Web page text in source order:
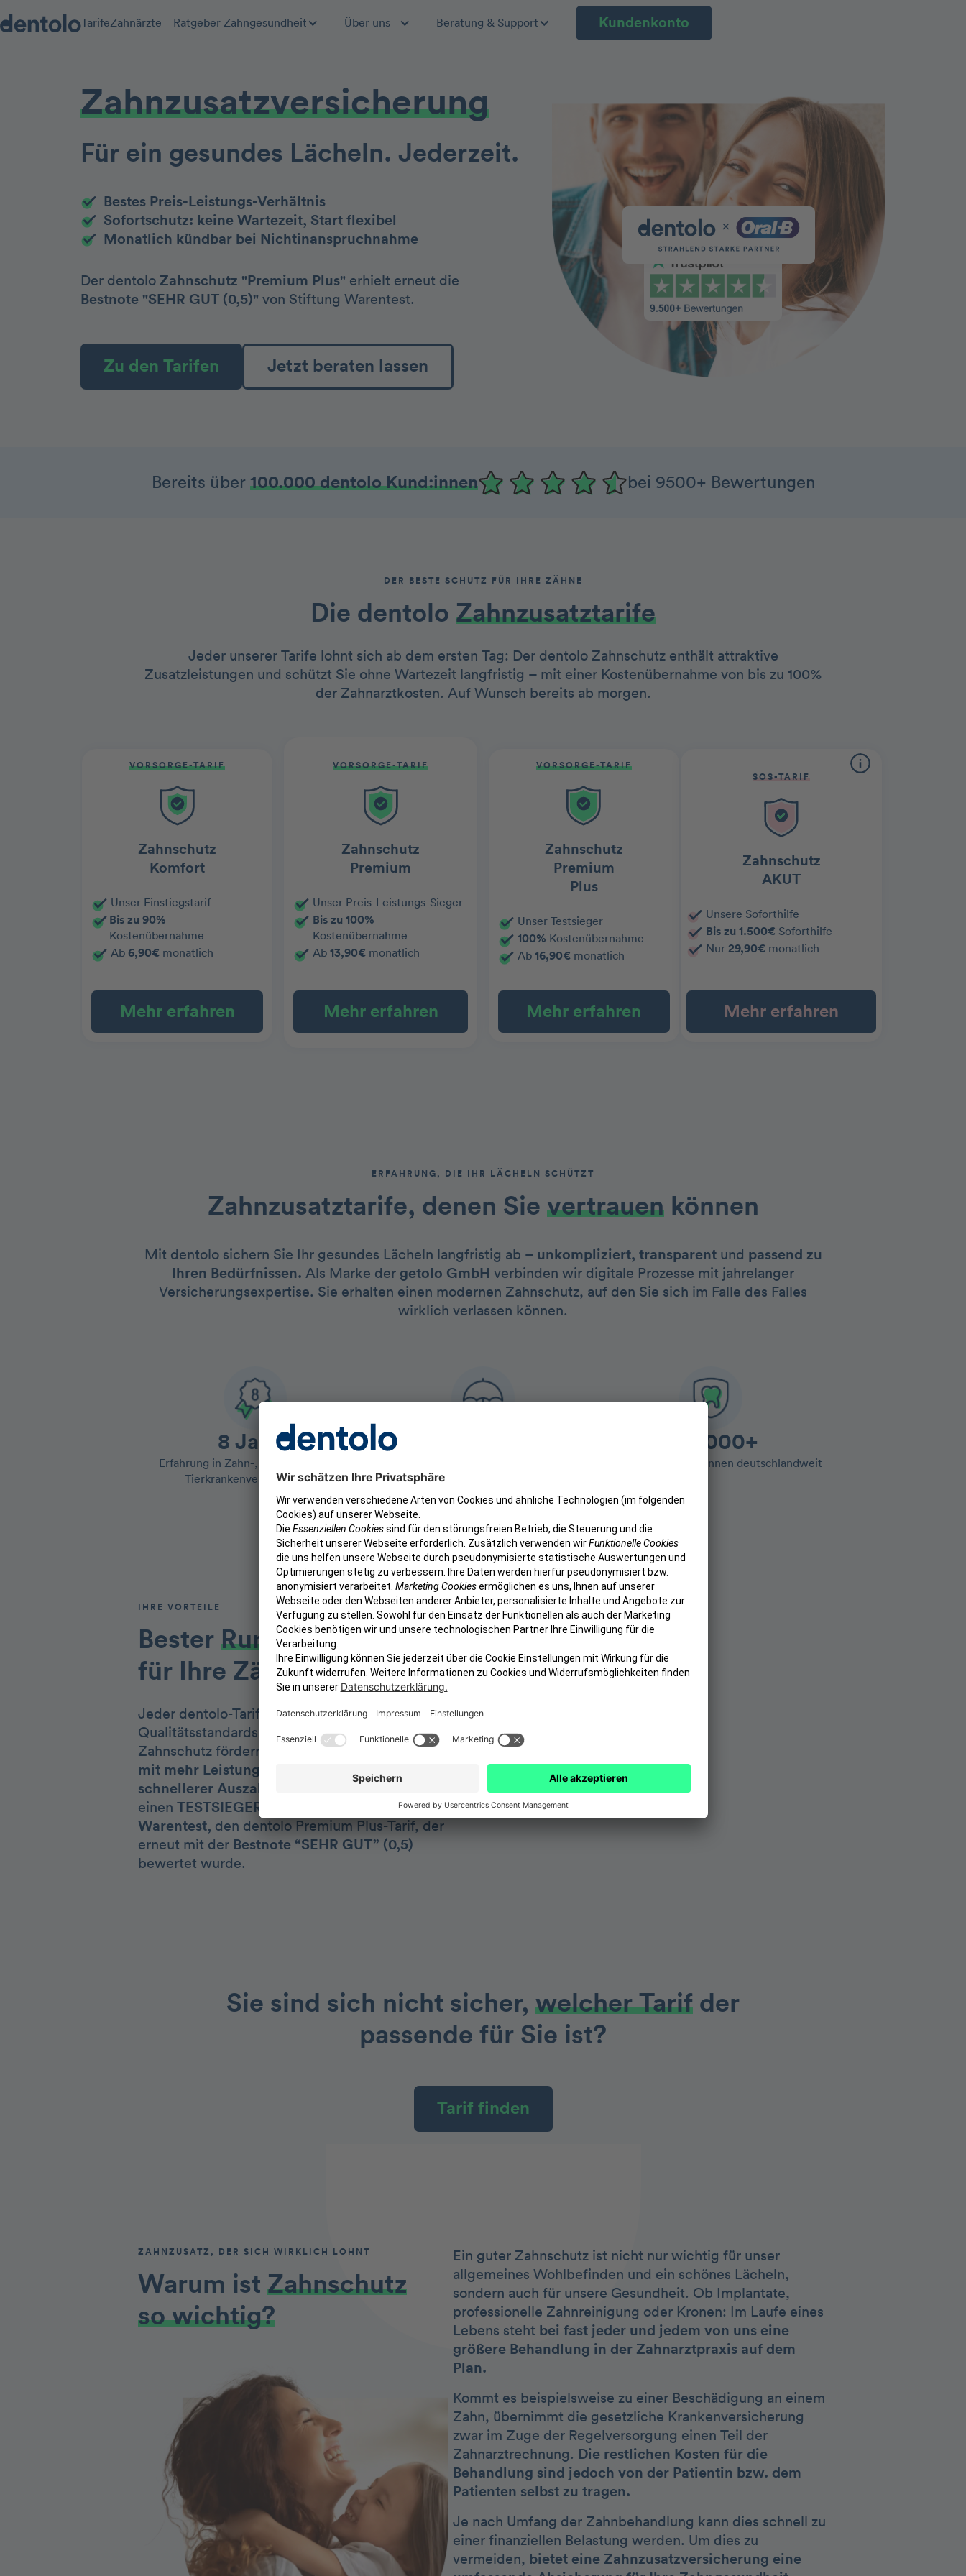
TarifeZahnärzte Ratgeber Zahngesundheit Über uns Beratung & Support Kundenkonto
Zahnzusatz­versicherung
Für ein gesundes Lächeln. Jederzeit.
Bestes Preis-Leistungs-Verhältnis
Sofortschutz: keine Wartezeit, Start flexibel
Monatlich kündbar bei Nichtinanspruchnahme
Der dentolo Zahnschutz "Premium Plus" erhielt erneut die
Bestnote "SEHR GUT (0,5)" von Stiftung Warentest.
Zu den Tarifen Jetzt beraten lassen
Bereits über 100.000 dentolo Kund:innen bei 9500+ Bewertungen
DER BESTE SCHUTZ FÜR IHRE ZÄHNE
Die dentolo­­ Zah nzusatztarife
Jeder unserer Tarife lohnt sich ab dem ersten Tag: Der dentolo Zahnschutz enthält attraktive
Zusatzleistungen und schützt Sie ohne Wartezeit langfristig – mit einer Kostenübernahme von bis zu 100%
der Zahnarztkosten. Auf Wunsch bereits ab morgen.
VORSORGE-TARIF
Zahnschutz
Komfort
Unser Einstiegstarif
Bis zu 90%
Kostenübernahme
Ab 6,90€ monatlich
Mehr erfahren
VORSORGE-TARIF
Zahnschutz
Premium
Unser Preis-Leistungs-Sieger
Bis zu 100%
Kostenübernahme
Ab13,90€ monatlich
Mehr erfahren
VORSORGE-TARIF
Zahnschutz
Premium
Plus
Unser Testsieger
100% Kostenübernahme
Ab 16,90€monatlich
Mehr erfahren
SOS-TARIF
Zahnschutz
AKUT
Unsere Soforthilfe
Bis zu 1.500€ Soforthilfe
Nur29,90€ monatlich
Mehr erfahren
ERFAHRUNG, DIE IHR LÄCHELN SCHÜTZT
Zahnzusatztarife, denen Sie vertrauenkönnen
Mit dentolo sichern Sie Ihr gesundes Lächeln langfristig ab – unkompliziert, transparent und passend zu
Ihren Bedürfnissen. Als Marke der getolo GmbH verbinden wir digitale Prozesse mit jahrelanger
Versicherungsexpertise. Sie erhalten einen modernen Zahnschutz, auf den Sie sich im Falle des Falles
wirklich verlassen können.
8 Jahre
Erfahrung in Zahn-, Gesundheits- und
Tierkrankenversicherungen
100.000+
aktive dentolo Kund:innen deutschlandweit
IHRE VORTEILE
Bester Rundum-Schutz
für Ihre Zähne
Zahnersatz & Zahnerhalt
2 Zahnreinigungen pro Jahr
Vollnarkose, Lachgas u.v.m.
Jeder dentolo-Tarif schützt Sie zu den höchsten
Qualitätsstandards. Als Deutschlands bester
Zahnschutz fördern wir Ihre Zahngesundheit –
mit mehr Leistung, günstigeren Beiträgen und
schnellerer Auszahlung.
einen TESTSIEGER-Tarif von Stiftung
Warentest, den dentolo Premium Plus-Tarif, der
erneut mit der Bestnote “SEHR GUT” (0,5)
bewertet wurde.
Sie sind sich nicht sicher, welcher Tarif der
passende für Sie ist?
Tarif finden
ZAHNZUSATZ, DER SICH WIRKLICH LOHNT
Warum ist Zahnschutz
so wichtig?
Ein guter Zahnschutz ist nicht nur wichtig für unser
allgemeines Wohlbefinden und ein schönes Lächeln,
sondern auch für unsere Gesundheit. Ob Implantate,
professionelle Zahnreinigung oder Kronen: Im Laufe eines
Lebens steht bei fast jeder und jedem von uns eine
größere Behandlung in der Zahnarztpraxis auf dem
Plan.
Kommt es beispielsweise zu einer Beschädigung an einem
Zahn, übernimmt die gesetzliche Krankenversicherung
zwar im Zuge der Regelversorgung einen Teil der
Zahnarztrechnung. Die restlichen Kosten für die
Behandlung sind jedoch von der Patientin bzw. dem
Patienten selbst zu tragen.
Je nach Umfang der Zahnbehandlung kann dies schnell zu
einer finanziellen Belastung werden. Um dies zu
vermeiden, bietet eine Zahnzusatzversicherung eine